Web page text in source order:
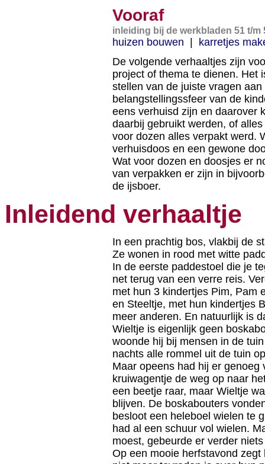
Vooraf
inleiding bij de werkbladen 51 t/m
huizen bouwen
karretjes
De volgende verhaaltjes zijn
project of thema te dienen. Het
stellen van de juiste vragen
belangstellingssfeer van de
eens verhuisd zijn en daarover
daarbij gebruikt werden, of
voor dozen alles verpakt werd.
verhuisdoos en een gewone
Wat voor dozen en doosjes er
van verpakken er zijn in
de ijsboer.
Inleidend verhaaltje
In een prachtig bos, vlakbij de
Ze wonen in rood met witte
In de eerste paddestoel die je
net terug van een verre reis.
met hun 3 kindertjes Pim, Pam
en Steeltje, met hun kindertjes
meer anderen. En natuurlijk is
Wieltje is eigenlijk geen
woonde hij bij mensen in de
nachts alle rommel uit de tuin
Maar opeens had hij er
kruiwagentje de weg op naar
een beetje raar, maar Wieltje
blijven. De boskabouters
besloot een heleboel wielen te
had al een schuur vol wielen.
moest, gebeurde er verder
Op een mooie herfstavond